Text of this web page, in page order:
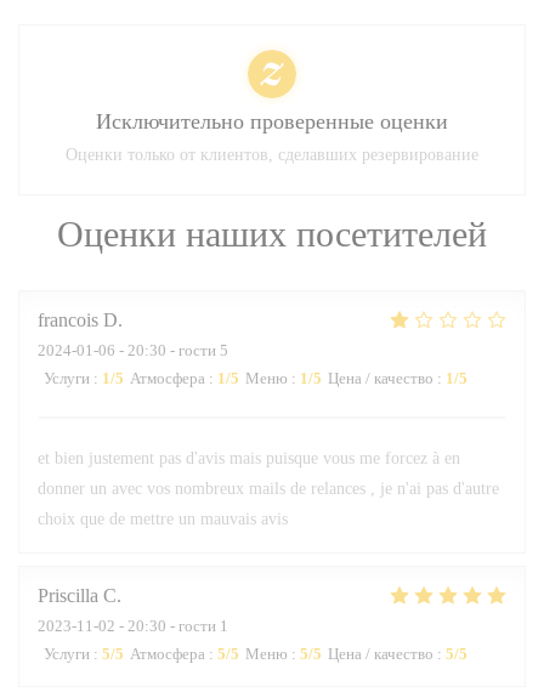
Оценки наших посетителей
francois D
2024-01-06 - 20:30 - гости 5
Услуги : 1/5 Атмосфера : 1/5 Меню : 1/5 Цена / качество : 1/5
et bien justement pas d'avis mais puisque vous me forcez à en
donner un avec vos nombreux mails de relances , je n'ai pas d'autre
choix que de mettre un mauvais avis
Priscilla C
2023-11-02 - 20:30 - гости 1
Услуги : 5/5 Атмосфера : 5/5 Меню : 5/5 Цена / качество : 5/5
Исключительно проверенные оценки
Оценки только от клиентов, сделавших резервирование